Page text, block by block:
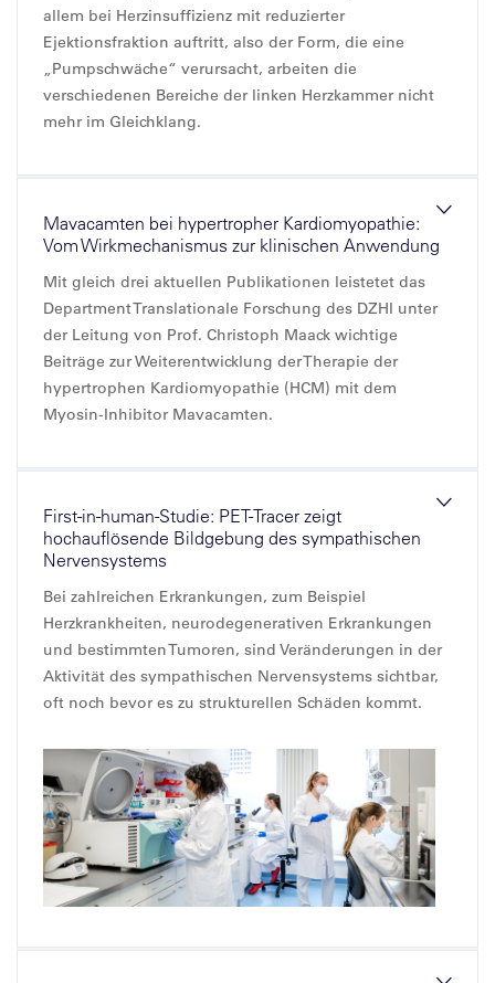
allem bei Herzinsuffizienz mit reduzierter
Ejektionsfraktion auftritt, also der Form, die eine
„Pumpschwäche“ verursacht, arbeiten die
verschiedenen Bereiche der linken Herzkammer nicht
mehr im Gleichklang.
Mavacamten bei hypertropher Kardiomyopathie:
Vom Wirkmechanismus zur klinischen Anwendung
Mit gleich drei aktuellen Publikationen leistetet das
Department Translationale Forschung des DZHI unter
der Leitung von Prof. Christoph Maack wichtige
Beiträge zur Weiterentwicklung der Therapie der
hypertrophen Kardiomyopathie (HCM) mit dem
Myosin-Inhibitor Mavacamten.
First-in-human-Studie: PET-Tracer zeigt
hochauflösende Bildgebung des sympathischen
Nervensystems
Bei zahlreichen Erkrankungen, zum Beispiel
Herzkrankheiten, neurodegenerativen Erkrankungen
und bestimmten Tumoren, sind Veränderungen in der
Aktivität des sympathischen Nervensystems sichtbar,
oft noch bevor es zu strukturellen Schäden kommt.